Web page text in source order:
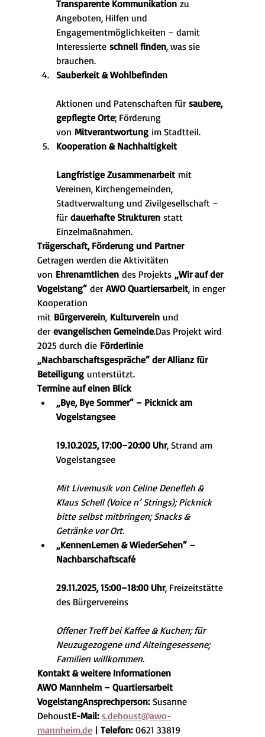
Transparente Kommunikation zu
Angeboten, Hilfen und
Engagementmöglichkeiten – damit
Interessierte schnell finden, was sie
brauchen.
Sauberkeit & Wohlbefinden
Aktionen und Patenschaften für saubere,
gepflegte Orte; Förderung
von Mitverantwortung im Stadtteil.
Kooperation & Nachhaltigkeit
Langfristige Zusammenarbeit mit
Vereinen, Kirchengemeinden,
Stadtverwaltung und Zivilgesellschaft –
für dauerhafte Strukturen statt
Einzelmaßnahmen.
Trägerschaft, Förderung und Partner
Getragen werden die Aktivitäten
von Ehrenamtlichen des Projekts „Wir auf der
Vogelstang“ der AWO Quartiersarbeit, in enger
Kooperation
mit Bürgerverein, Kulturverein und
der evangelischen Gemeinde.Das Projekt wird
2025 durch die Förderlinie
„Nachbarschaftsgespräche“ der Allianz für
Beteiligung unterstützt.
Termine auf einen Blick
„Bye, Bye Sommer“ – Picknick am
Vogelstangsee
19.10.2025, 17:00–20:00 Uhr, Strand am
Vogelstangsee
Mit Livemusik von Celine Denefleh &
Klaus Schell (Voice n’ Strings); Picknick
bitte selbst mitbringen; Snacks &
Getränke vor Ort.
„KennenLernen & WiederSehen“ –
Nachbarschaftscafé
29.11.2025, 15:00–18:00 Uhr, Freizeitstätte
des Bürgervereins
Offener Treff bei Kaffee & Kuchen; für
Neuzugezogene und Alteingesessene;
Familien willkommen.
Kontakt & weitere Informationen
AWO Mannheim – Quartiersarbeit
VogelstangAnsprechperson: Susanne
DehoustE-Mail: s.dehoust@awo-
mannheim.de | Telefon: 0621 33819